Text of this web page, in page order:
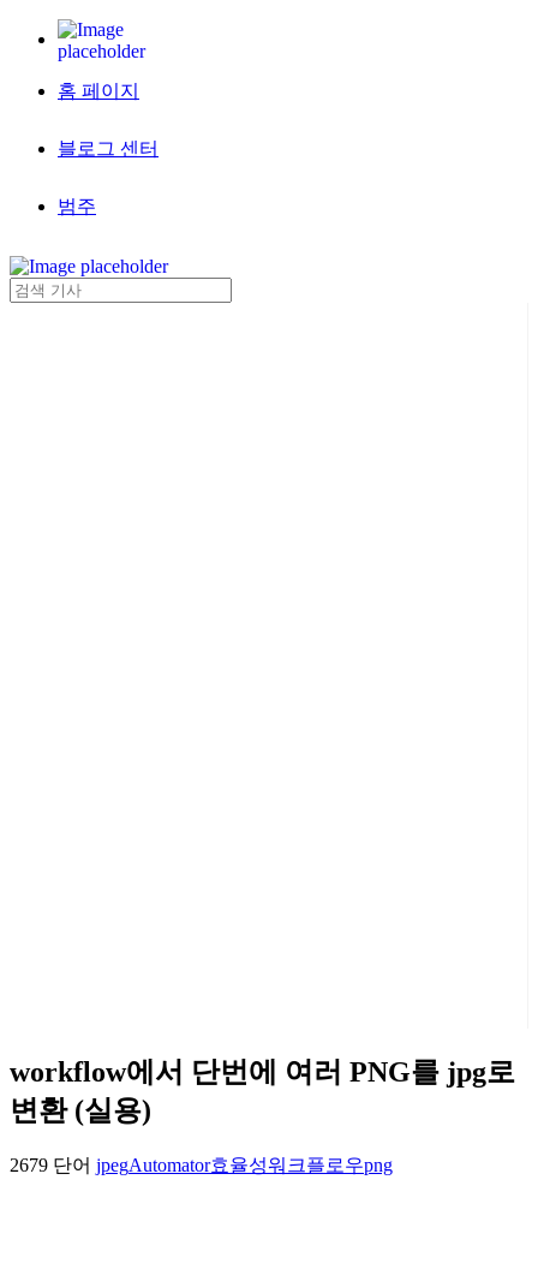
홈 페이지
블로그 센터
범주
workflow에서 단번에 여러 PNG를 jpg로
변환 (실용)
2679 단어 jpegAutomator효율성워크플로우png